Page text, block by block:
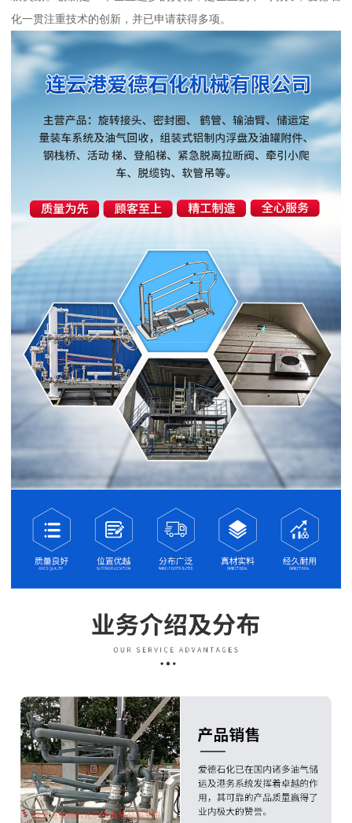
化一贯注重技术的创新，并已申请获得多项。